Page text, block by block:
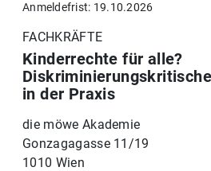
Anmeldefrist: 19.10.2026
FACHKRÄFTE
Kinderrechte für alle?
in der Praxis
die möwe Akademie
Gonzagagasse 11/19
1010 Wien